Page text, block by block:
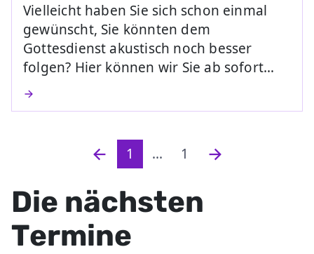
Vielleicht haben Sie sich schon einmal
gewünscht, Sie könnten dem
Gottesdienst akustisch noch besser
folgen? Hier können wir Sie ab sofort…
1 ... 1
Die nächsten
Termine